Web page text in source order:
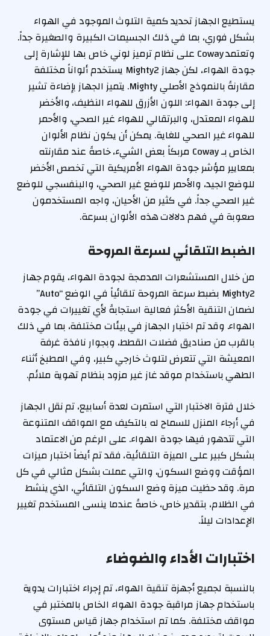
يستطيع الجهاز تحديد كمية التلوث الموجود في الهواء
بشكل فوري، بما في ذلك الجسيمات الكبيرة والصغيرة جداً.
وتعتمد Coway على نظام ترميز لوني خاص بها للإشارة إلى
جودة الهواء، لكن جهاز Mighty2 يستخدم ألواناً مختلفة
مقارنةً بالنموذج الأصلي Mighty. يتميز الجهاز بإضاءة تشير
إلى جودة الهواء: اللون الأزرق للهواء النظيف، والأخضر
للهواء المعتدل، والبرتقالي للهواء غير الصحي، والأحمر
للهواء غير الصحي للغاية. يمكن أن يكون نظام الألوان
الخاص بـ Coway مربكاً بعض الشيء، خاصةً عند مقارنته
بمعايير مؤشر جودة الهواء الأمريكية التي تخصص الأخضر
للوضع الجيد، والأحمر للوضع غير الصحي، والبنفسجي للوضع
غير الصحي جداً. في كثير من الأحيان، واجه المستخدمون
صعوبة في فهم دلالات هذه الألوان بسرعة.
الضبط التلقائي لسرعة المروحة
من خلال المستشعرات المدمجة لجودة الهواء، يقوم جهاز
Mighty2 بضبط سرعة المروحة تلقائياً في الوضع “Auto”
لضمان التنقية الأكثر فعالية استجابةً لأي تغييرات في جودة
الهواء. وقد تم اختبار الجهاز في بيئات مختلفة، بما في ذلك
بالقرب من صناديق فضلات القطط، وبجوار نافذة غرفة
المعيشة التي تتعرض لتلوث خارجي كبير، وفي المطبخ أثناء
الطهي باستخدام موقد غاز غير مزود بنظام تهوية ملائم.
خلال فترة الاختبار التي استمرت لعدة أسابيع، تم نقل الجهاز
في أرجاء المنزل للسماح له بالتكيف مع المواقف المتنوعة
التي تتدهور فيها جودة الهواء. على الرغم من الاعتماد
بشكل كبير على الميزة التلقائية، فقد تم أيضاً اختبار ميزات
المؤقت ووضع السكون، والتي عملت بشكل مثالي في كل
مرة. وقد حظيت ميزة وضع السكون التلقائي، الذي ينشط
في الظلام، بتقدير خاص، خاصةً عندما ينسى المستخدم تغيير
الإعدادات ليلاً.
اختبارات الأداء والضوضاء
بالنسبة لجميع أجهزة تنقية الهواء، تم إجراء اختبارات يدوية
باستخدام جهاز مراقبة جودة الهواء الخاص بالمختبر في
مواقف مختلفة. كما تم استخدام جهاز قياس مستوى